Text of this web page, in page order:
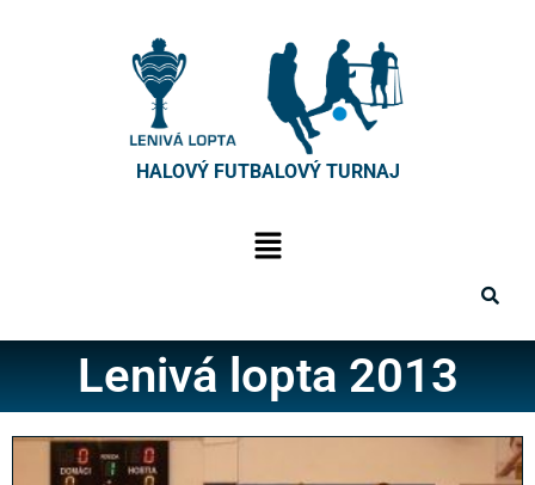
HALOVÝ FUTBALOVÝ TURNAJ
Lenivá lopta 2013